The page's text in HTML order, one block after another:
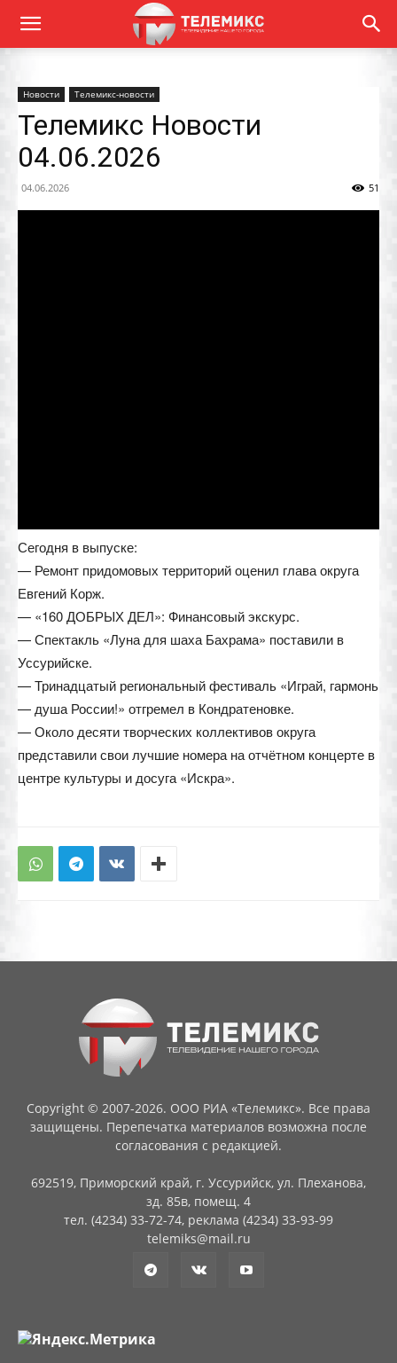
Новости Телемикс-новости
Телемикс Новости
04.06.2026
04.06.2026 51
Сегодня в выпуске:
— Ремонт придомовых территорий оценил глава округа
Евгений Корж.
— «160 ДОБРЫХ ДЕЛ»: Финансовый экскурс.
— Спектакль «Луна для шаха Бахрама» поставили в
Уссурийске.
— Тринадцатый региональный фестиваль «Играй, гармонь
— душа России!» отгремел в Кондратеновке.
— Около десяти творческих коллективов округа
представили свои лучшие номера на отчётном концерте в
центре культуры и досуга «Искра».
Copyright © 2007-2026. ООО РИА «Телемикс». Все права
защищены. Перепечатка материалов возможна после
согласования с редакцией.
692519, Приморский край, г. Уссурийск, ул. Плеханова,
зд. 85в, помещ. 4
тел. (4234) 33-72-74, реклама (4234) 33-93-99
telemiks@mail.ru